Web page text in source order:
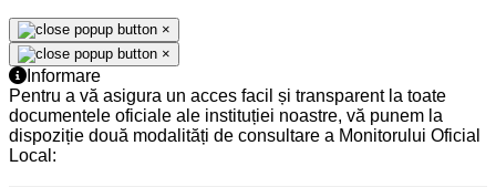
×
×
Informare
Pentru a vă asigura un acces facil și transparent la toate
documentele oficiale ale instituției noastre, vă punem la
dispoziție două modalități de consultare a Monitorului Oficial
Local: